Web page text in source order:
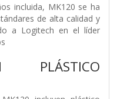
incluida, MK120 se ha
de alta calidad y
a Logitech en el líder
PLÁSTICO